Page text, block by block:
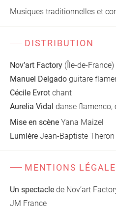
Musiques traditionnelles et
DISTRIBUTION
Nov’art Factory (Île-de-France)
Manuel Delgado guitare
Cécile Evrot chant
Aurelia Vidal danse flamenco,
Mise en scène Yana Maizel
Lumière Jean-Baptiste Theron
MENTIONS
Un spectacle de Nov’art
JM France